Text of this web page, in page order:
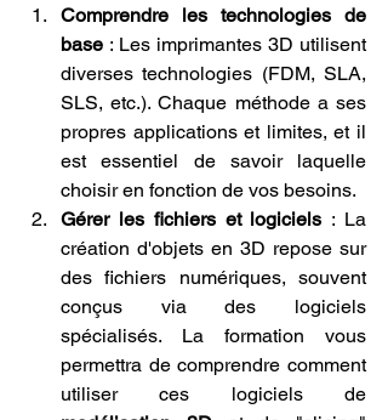
Comprendre les technologies de
base : Les imprimantes 3D utilisent
diverses technologies (FDM, SLA,
SLS, etc.). Chaque méthode a ses
propres applications et limites, et il
est essentiel de savoir laquelle
choisir en fonction de vos besoins.
Gérer les fichiers et logiciels : La
création d'objets en 3D repose sur
des fichiers numériques, souvent
conçus via des logiciels
spécialisés. La formation vous
permettra de comprendre comment